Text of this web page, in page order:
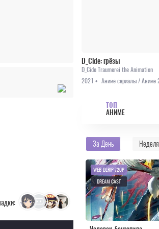
D_Cide: грёзы
D_Cide Traumerei the Animation
2021 •
ТОП
АНИМЕ
За День Неделя
WEB-DLRIP 720P
DREAM CAST